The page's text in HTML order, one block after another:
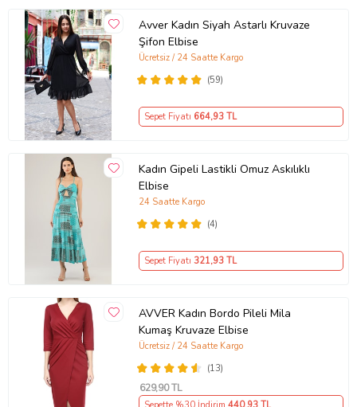
Avver Kadın Siyah Astarlı Kruvaze
Şifon Elbise
(59)
Ücretsiz / 24 Saatte Kargo
Sepet Fiyatı 664,93 TL
Kadın Gipeli Lastikli Omuz Askılıklı
Elbise
(4)
24 Saatte Kargo
Sepet Fiyatı 321,93 TL
AVVER Kadın Bordo Pileli Mila
Kumaş Kruvaze Elbise
(13)
Ücretsiz / 24 Saatte Kargo
629,90 TL